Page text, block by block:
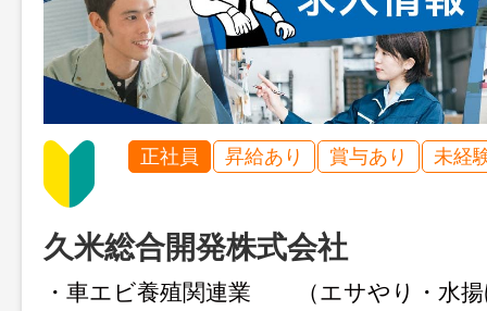
正社員 昇給あり 賞与あり 未経
久米総合開発株式会社
・車エビ養殖関連業 （エサやり・水揚